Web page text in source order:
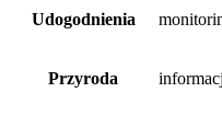
Udogodnienia
Przyroda